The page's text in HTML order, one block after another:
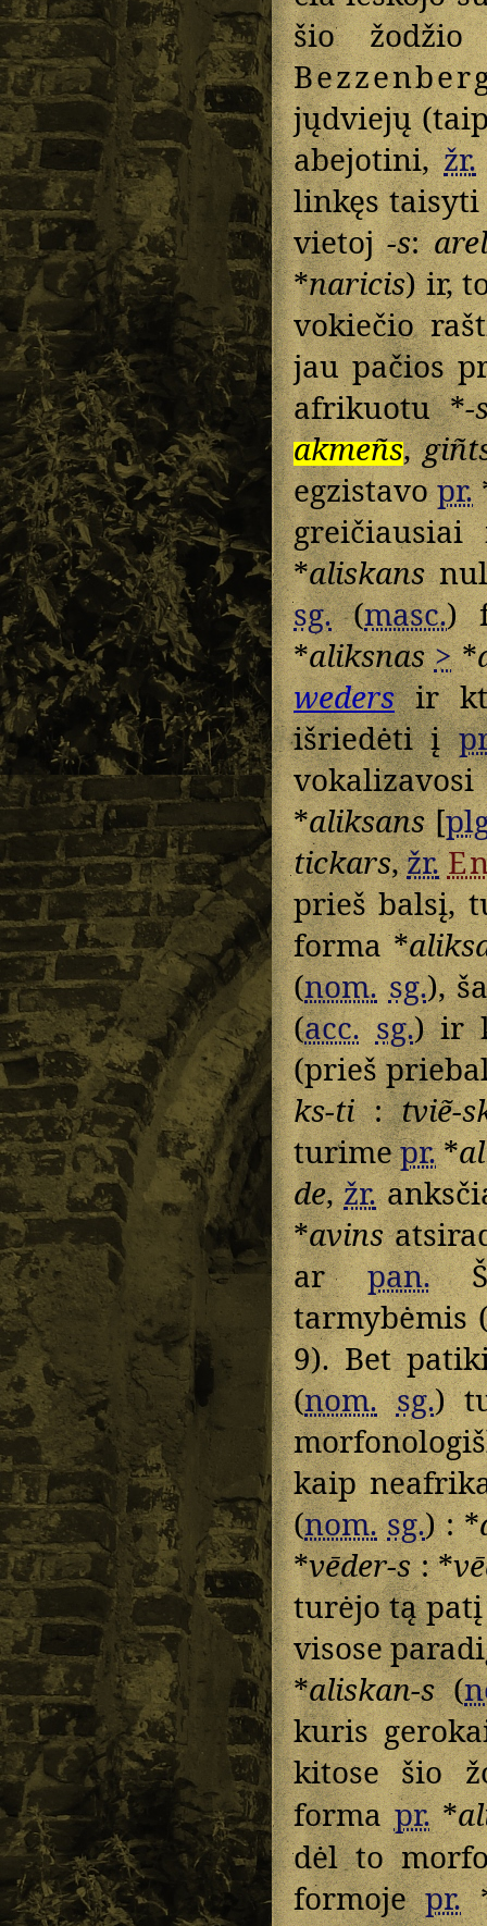
šio
jųdviejų
abejotini,žr.
linkęs
vietoj-s:
*naricis) ir,
vokiečio
jau pačios
afrikuotu *-
akmeñs,
egzistavopr.
*aliskans
sg.(masc.)
*aliksnas >*
wedersir
išriedėti į
*aliksans[
tickars,žr.
prieš balsį,
forma *
(nom. sg.),
(acc. sg.) ir
(prieš
ks-ti:tviẽ-
turimepr.*
de,žr.
*avins
arpan.
tarmybėmis
9). Bet
(nom. sg.)
kaip
(nom. sg.) : *
*vēder-s: *
turėjo tą
visose
*aliskan-s(
kuris
kitose šio
formapr.*
dėl to
formojepr.